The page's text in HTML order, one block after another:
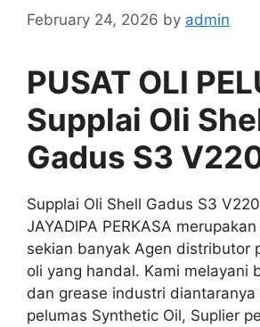
February 24, 2026 by admin
PUSAT OLI
Supplai Oli
Gadus S3
Supplai Oli Shell Gadus S3
JAYADIPA PERKASA
sekian banyak Agen distributor
oli yang handal. Kami melayani
dan grease industri
pelumas Synthetic Oil, Suplier